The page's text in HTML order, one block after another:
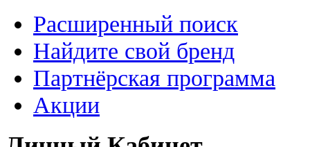
Расширенный поиск
Найдите свой бренд
Партнёрская программа
Акции